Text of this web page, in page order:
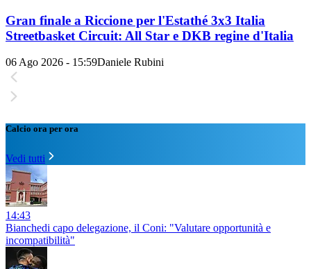
Gran finale a Riccione per l'Estathé 3x3 Italia
Streetbasket Circuit: All Star e DKB regine d'Italia
06 Ago 2026 - 15:59Daniele Rubini
Calcio ora per ora
Vedi tutti
14:43
Bianchedi capo delegazione, il Coni: "Valutare opportunità e
incompatibilità"